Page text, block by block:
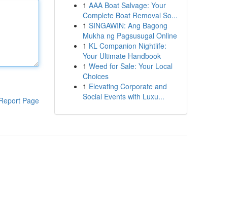
Page
1 AAA Boat Salvage: Your
Complete Boat Removal So...
1 SINGAWIN: Ang Bagong
Mukha ng Pagsusugal Online
1 KL Companion Nightlife:
Your Ultimate Handbook
1 Weed for Sale: Your Local
Choices
1 Elevating Corporate and
Social Events with Luxu...